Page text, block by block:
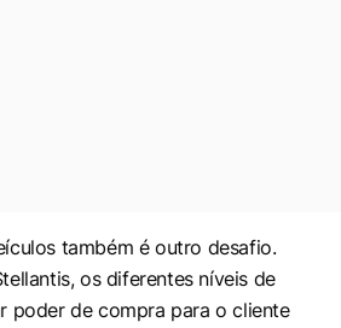
também é outro desafio.
os diferentes níveis de
poder de compra para o cliente